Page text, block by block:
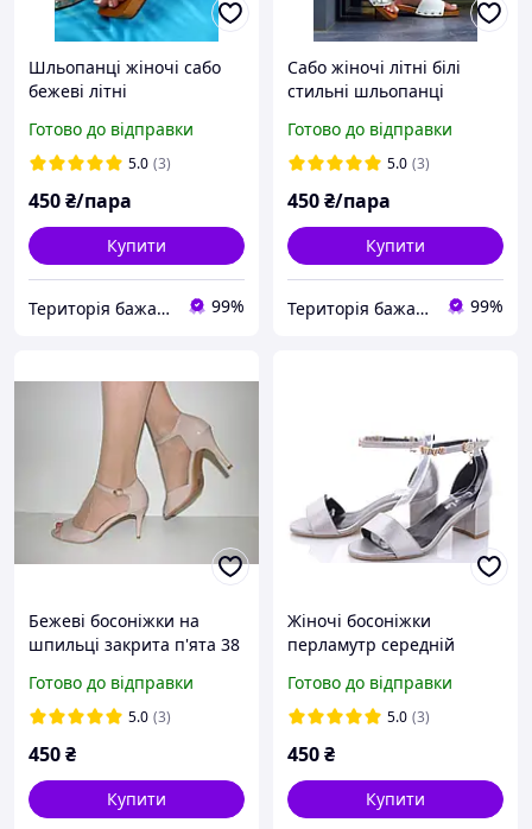
Шльопанці жіночі сабо
бежеві літні
Готово до відправки
5.0 (3)
450₴/пара
Купити
Територія бажань.ТЖ. 99%
Сабо жіночі літні білі
стильні шльопанці
Готово до відправки
5.0 (3)
450₴/пара
Купити
Територія бажань.ТЖ. 99%
Бежеві босоніжки на
шпильці закрита п'ята 38
Готово до відправки
5.0 (3)
450₴
Купити
Жіночі босоніжки
перламутр середній
розмір 36 39
Готово до відправки
5.0 (3)
450₴
Купити